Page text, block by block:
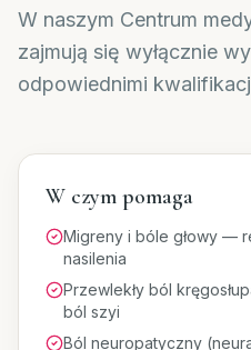
W naszym Centrum
zajmują się wyłącznie
odpowiednimi
W czym pomaga
Migreny i bóle głowy —
nasilenia
Przewlekły ból
ból szyi
Ból neuropatyczny